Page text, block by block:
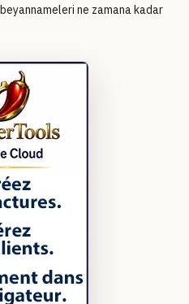
ne zamana kadar